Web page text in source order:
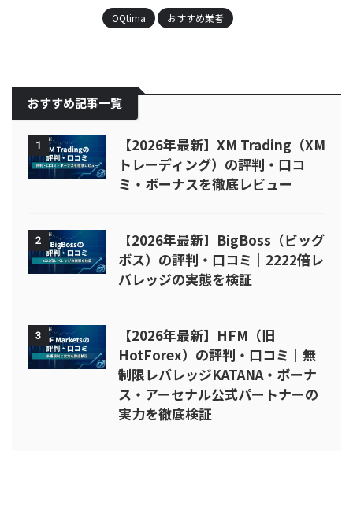
OQtima おすすめ業者
おすすめ記事一覧
1
【2026年最新】XM Trading（XM
トレーディング）の評判・口コ
ミ・ボーナスを徹底レビュー
2
【2026年最新】BigBoss（ビッグ
ボス）の評判・口コミ｜2222倍レ
バレッジの実態を検証
3
【2026年最新】HFM（旧
HotForex）の評判・口コミ｜無
制限レバレッジKATANA・ボーナ
ス・アーセナル公式パートナーの
実力を徹底検証